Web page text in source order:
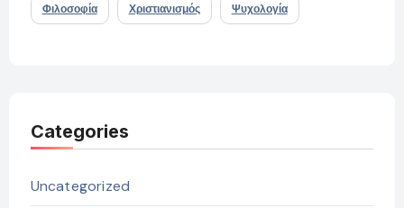
Φιλοσοφία Χριστιανισμός Ψυχολογία
Categories
Uncategorized